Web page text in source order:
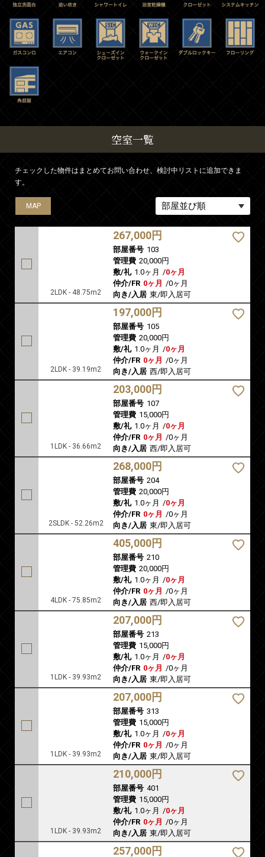
空室一覧
チェックした物件はまとめてお問い合わせ、検討中リストに追加できま
す。
MAP
2LDK - 48.75m2
267,000円
部屋番号 103
管理費 20,000円
敷/礼 1.0ヶ月 /0ヶ月
仲介/FR 0ヶ月 /0ヶ月
向き/入居 東/即入居可
MAP
2LDK - 39.19m2
197,000円
部屋番号 105
管理費 20,000円
敷/礼 1.0ヶ月 /0ヶ月
仲介/FR 0ヶ月 /0ヶ月
向き/入居 西/即入居可
MAP
1LDK - 36.66m2
203,000円
部屋番号 107
管理費 15,000円
敷/礼 1.0ヶ月 /0ヶ月
仲介/FR 0ヶ月 /0ヶ月
向き/入居 西/即入居可
MAP
2SLDK - 52.26m2
268,000円
部屋番号 204
管理費 20,000円
敷/礼 1.0ヶ月 /0ヶ月
仲介/FR 0ヶ月 /0ヶ月
向き/入居 東/即入居可
MAP
4LDK - 75.85m2
405,000円
部屋番号 210
管理費 20,000円
敷/礼 1.0ヶ月 /0ヶ月
仲介/FR 0ヶ月 /0ヶ月
向き/入居 西/即入居可
MAP
1LDK - 39.93m2
207,000円
部屋番号 213
管理費 15,000円
敷/礼 1.0ヶ月 /0ヶ月
仲介/FR 0ヶ月 /0ヶ月
向き/入居 東/即入居可
MAP
1LDK - 39.93m2
207,000円
部屋番号 313
管理費 15,000円
敷/礼 1.0ヶ月 /0ヶ月
仲介/FR 0ヶ月 /0ヶ月
向き/入居 東/即入居可
MAP
1LDK - 39.93m2
210,000円
部屋番号 401
管理費 15,000円
敷/礼 1.0ヶ月 /0ヶ月
仲介/FR 0ヶ月 /0ヶ月
向き/入居 東/即入居可
MAP
257,000円
MAP
MAP
MAP
MAP
MAP
MAP
MAP
MAP
MAP
MAP
MAP
MAP
MAP
MAP
MAP
MAP
MAP
MAP
MAP
MAP
MAP
MAP
MAP
MAP
MAP
MAP
MAP
MAP
MAP
MAP
MAP